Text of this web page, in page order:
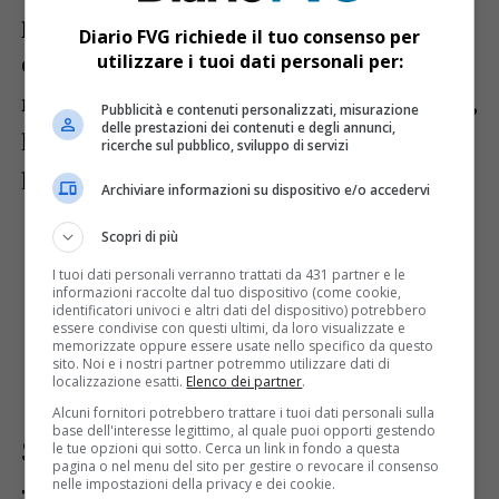
prossima manovra di assestamento
con l’obiettivo dimitigare gli effetti
negatividella chiusura dell’H4. Tra queste,
l’assessore Amirante ha annunciato
l’intenzione di:
Rendere gratuiti i servizi offerti da
Sdagall’Interporto di Gorizia;
Copertura regionale dei costi del
pedaggio del Lisert, per favorire
l’uscita a Villesse e agevolare il traffico
verso Gorizia.
Sdoganamenti più rapidi e
Diario FVG richiede il tuo consenso per
utilizzare i tuoi dati personali per:
Pubblicità e contenuti personalizzati, misurazione
delle prestazioni dei contenuti e degli annunci,
ricerche sul pubblico, sviluppo di servizi
Archiviare informazioni su dispositivo e/o accedervi
Scopri di più
I tuoi dati personali verranno trattati da 431 partner e le
informazioni raccolte dal tuo dispositivo (come cookie,
identificatori univoci e altri dati del dispositivo) potrebbero
essere condivise con questi ultimi, da loro visualizzate e
memorizzate oppure essere usate nello specifico da questo
sito. Noi e i nostri partner potremmo utilizzare dati di
localizzazione esatti. Elenco dei partner.
Alcuni fornitori potrebbero trattare i tuoi dati personali sulla
base dell'interesse legittimo, al quale puoi opporti gestendo
le tue opzioni qui sotto. Cerca un link in fondo a questa
pagina o nel menu del sito per gestire o revocare il consenso
nelle impostazioni della privacy e dei cookie.